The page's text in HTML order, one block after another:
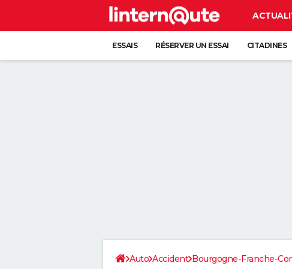
ESSAIS RÉSERVER UN ESSAI CITADINES
Auto Accident Bourgogne-Franche-